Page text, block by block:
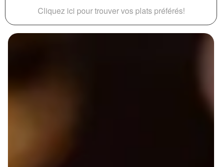
Cliquez ici pour trouver vos plats préférés!